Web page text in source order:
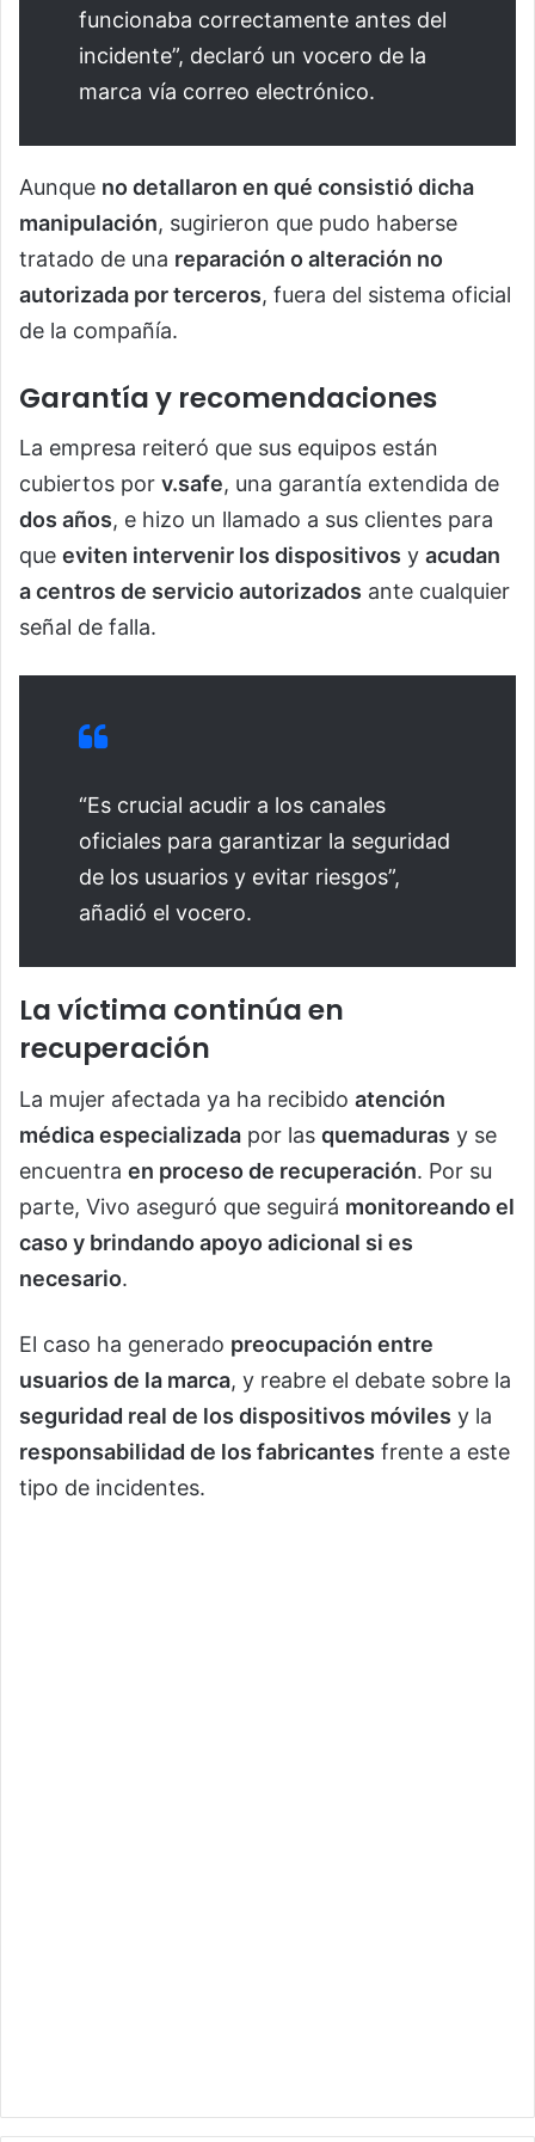
funcionaba correctamente antes del
incidente”, declaró un vocero de la
marca vía correo electrónico.
Aunque no detallaron en qué consistió dicha
manipulación, sugirieron que pudo haberse
tratado de una reparación o alteración no
autorizada por terceros, fuera del sistema oficial
de la compañía.
Garantía y recomendaciones
La empresa reiteró que sus equipos están
cubiertos por v.safe, una garantía extendida de
dos años, e hizo un llamado a sus clientes para
que eviten intervenir los dispositivos y acudan
a centros de servicio autorizados ante cualquier
señal de falla.
“Es crucial acudir a los canales
oficiales para garantizar la seguridad
de los usuarios y evitar riesgos”,
añadió el vocero.
La víctima continúa en
recuperación
La mujer afectada ya ha recibido atención
médica especializada por las quemaduras y se
encuentra en proceso de recuperación. Por su
parte, Vivo aseguró que seguirá monitoreando el
caso y brindando apoyo adicional si es
necesario.
El caso ha generado preocupación entre
usuarios de la marca, y reabre el debate sobre la
seguridad real de los dispositivos móviles y la
responsabilidad de los fabricantes frente a este
tipo de incidentes.